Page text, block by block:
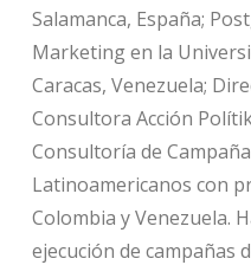
Salamanca, España;
Marketing en la
Caracas, Venezuela;
Consultora Acción
Consultoría de
Latinoamericanos con
Colombia y Venezuela.
ejecución de campañas